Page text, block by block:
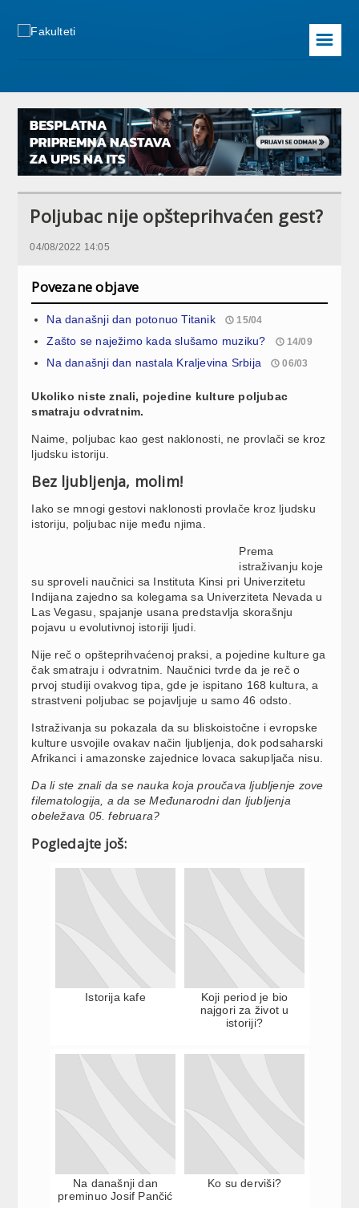
☰
Poljubac nije opšteprihvaćen gest?
04/08/2022 14:05
Povezane objave
Na današnji dan potonuo Titanik 15/04
Zašto se naježimo kada slušamo muziku? 14/09
Na današnji dan nastala Kraljevina Srbija 06/03
Ukoliko niste znali, pojedine kulture poljubac
smatraju odvratnim.
Naime, poljubac kao gest naklonosti, ne provlači se kroz
ljudsku istoriju.
Bez ljubljenja, molim!
Iako se mnogi gestovi naklonosti provlače kroz ljudsku
istoriju, poljubac nije među njima.
Prema
istraživanju koje
su sproveli naučnici sa Instituta Kinsi pri Univerzitetu
Indijana zajedno sa kolegama sa Univerziteta Nevada u
Las Vegasu, spajanje usana predstavlja skorašnju
pojavu u evolutivnoj istoriji ljudi.
Nije reč o opšteprihvaćenoj praksi, a pojedine kulture ga
čak smatraju i odvratnim. Naučnici tvrde da je reč o
prvoj studiji ovakvog tipa, gde je ispitano 168 kultura, a
strastveni poljubac se pojavljuje u samo 46 odsto.
Istraživanja su pokazala da su bliskoistočne i evropske
kulture usvojile ovakav način ljubljenja, dok podsaharski
Afrikanci i amazonske zajednice lovaca sakupljača nisu.
Da li ste znali da se nauka koja proučava ljubljenje zove
filematologija, a da se Međunarodni dan ljubljenja
obeležava 05. februara?
Pogledajte još:
Istorija kafe
Koji period je bio
najgori za život u
istoriji?
Na današnji dan
preminuo Josif Pančić
Ko su derviši?